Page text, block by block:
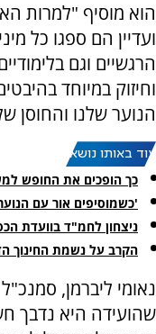
הוא מוסיף "למרות
ועדיין הם ספגו כל
הרגשיים וגם
וחיזוק במיוחד
הנוער שלנו והחוסן
עוד באותו נושא:
כך הופכים את החופש
'כשמוסיפים אור עם
ניצחון לחמ"ד בוועדת
הקרב על נשמת החינוך
נאומי ליברמן,
שהועידה היא נדבך